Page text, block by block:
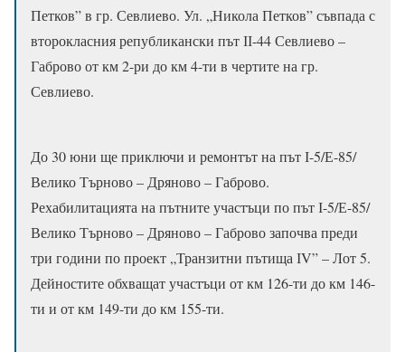
Петков” в гр. Севлиево. Ул. „Никола Петков” съвпада с
второкласния републикански път ІІ-44 Севлиево –
Габрово от км 2-ри до км 4-ти в чертите на гр.
Севлиево.
До 30 юни ще приключи и ремонтът на път І-5/Е-85/
Велико Търново – Дряново – Габрово.
Рехабилитацията на пътните участъци по път І-5/Е-85/
Велико Търново – Дряново – Габрово започва преди
три години по проект „Транзитни пътища ІV” – Лот 5.
Дейностите обхващат участъци от км 126-ти до км 146-
ти и от км 149-ти до км 155-ти.